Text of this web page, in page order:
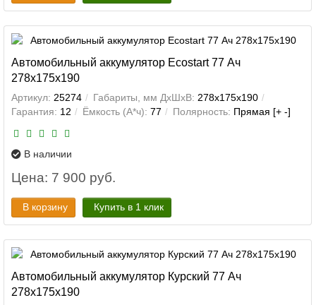
Автомобильный аккумулятор Ecostart 77 Ач
278x175x190
Артикул: 25274 Габариты, мм ДхШхВ: 278x175x190
Гарантия: 12 Ёмкость (А*ч): 77 Полярность: Прямая [+ -]
В наличии
Цена: 7 900 руб.
В корзину Купить в 1 клик
Автомобильный аккумулятор Курский 77 Ач
278x175x190